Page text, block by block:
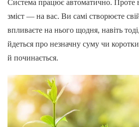
Система працює автоматично. Проте
зміст — на вас. Ви самі створюєте
впливаєте на нього щодня, навіть
йдеться про незначну суму чи
й починається.